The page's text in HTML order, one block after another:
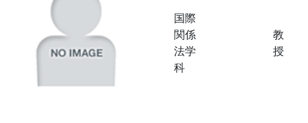
国際
関係
法学
科
教
授